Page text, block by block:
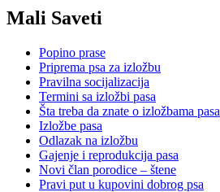
Mali Saveti
Popino prase
Priprema psa za izložbu
Pravilna socijalizacija
Termini sa izložbi pasa
Šta treba da znate o izložbama pasa
Izložbe pasa
Odlazak na izložbu
Gajenje i reprodukcija pasa
Novi član porodice – štene
Pravi put u kupovini dobrog psa